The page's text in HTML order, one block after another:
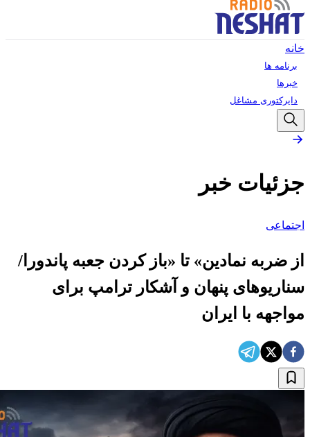
خانه
برنامه ها
خبرها
دایرکتوری مشاغل
جزئیات خبر
اجتماعی
از ضربه نمادین» تا «باز کردن جعبه پاندورا/
سناریوهای پنهان و آشکار ترامپ برای
مواجهه با ایران